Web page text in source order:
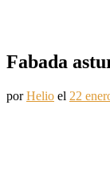
Fabada
porHelio el 22